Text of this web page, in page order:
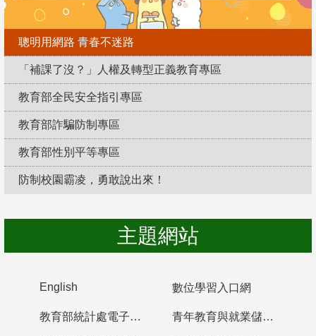
聰明用網路 青春不迷路
「補課了沒？」人權及轉型正義教育專區
教育部全民安全指引專區
教育部詐騙防制專區
教育部性別平等專區
防制校園霸凌，勇敢說出來！
主題網站
English 數位學習入口網
教育部統計處電子書櫃 青年教育與就業儲蓄帳戶